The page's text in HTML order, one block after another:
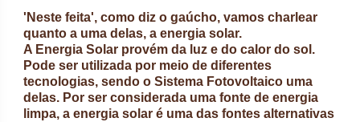
'Neste feita', como diz o gaúcho, vamos charlear
quanto a uma delas, a energia solar.
A Energia Solar provém da luz e do calor do sol.
Pode ser utilizada por meio de diferentes
tecnologias, sendo o Sistema Fotovoltaico uma
delas. Por ser considerada uma fonte de energia
limpa, a energia solar é uma das fontes alternativas